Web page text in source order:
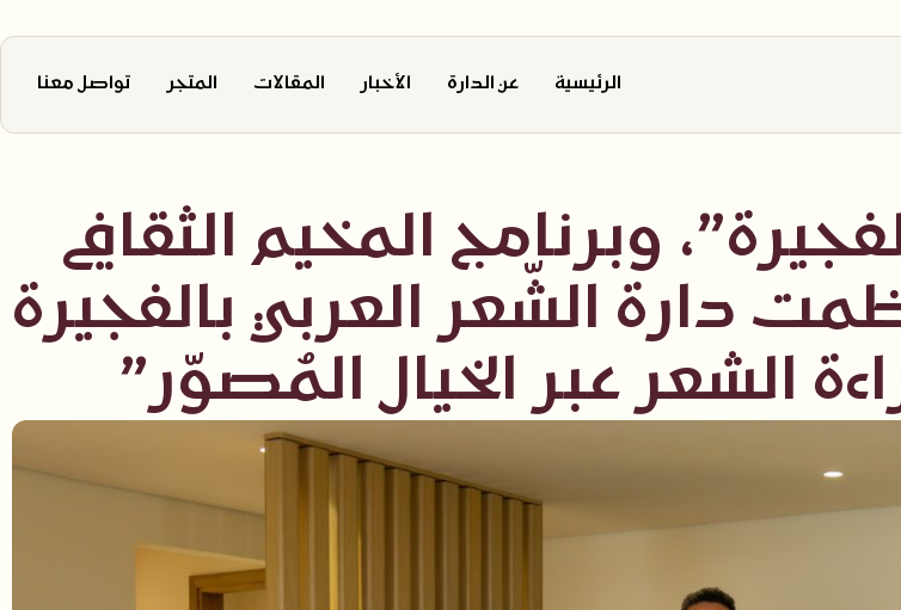
الرئيسية عن الدارة الأخبار المقالات المتجر تواصل معنا
وبرنامج المخيم الثقافي
دارة الشّعر العربي بالفجيرة
الشعر عبر الخيال المُصوّر”